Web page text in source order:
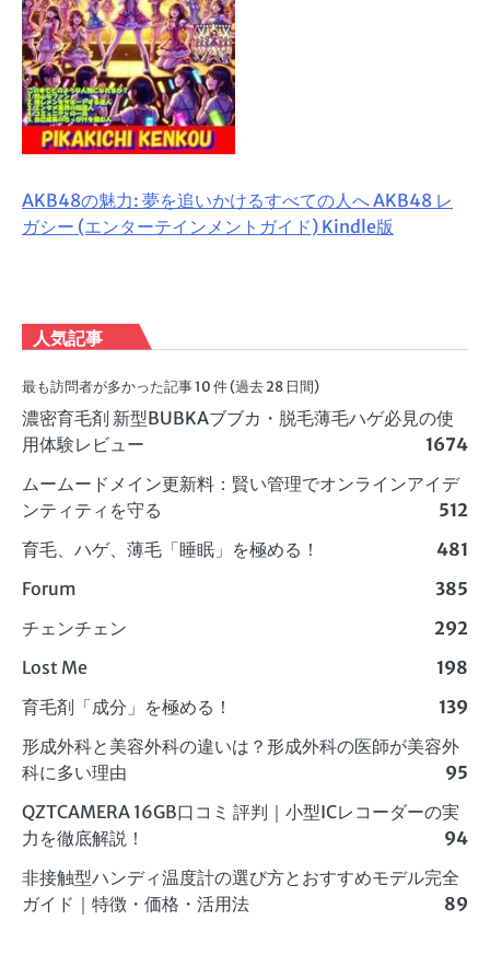
AKB48の魅力: 夢を追いかけるすべての人へ AKB48 レ
ガシー (エンターテインメントガイド) Kindle版
人気記事
最も訪問者が多かった記事 10 件 (過去 28 日間)
濃密育毛剤 新型BUBKAブブカ・脱毛薄毛ハゲ必見の使
用体験レビュー
1674
ムームードメイン更新料：賢い管理でオンラインアイデ
ンティティを守る
512
育毛、ハゲ、薄毛「睡眠」を極める！
481
Forum
385
チェンチェン
292
Lost Me
198
育毛剤「成分」を極める！
139
形成外科と美容外科の違いは？形成外科の医師が美容外
科に多い理由
95
QZTCAMERA 16GB口コミ 評判｜小型ICレコーダーの実
力を徹底解説！
94
非接触型ハンディ温度計の選び方とおすすめモデル完全
ガイド｜特徴・価格・活用法
89